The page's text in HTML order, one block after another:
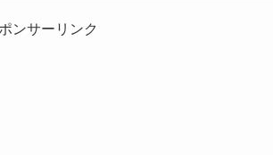
ンサーリンク